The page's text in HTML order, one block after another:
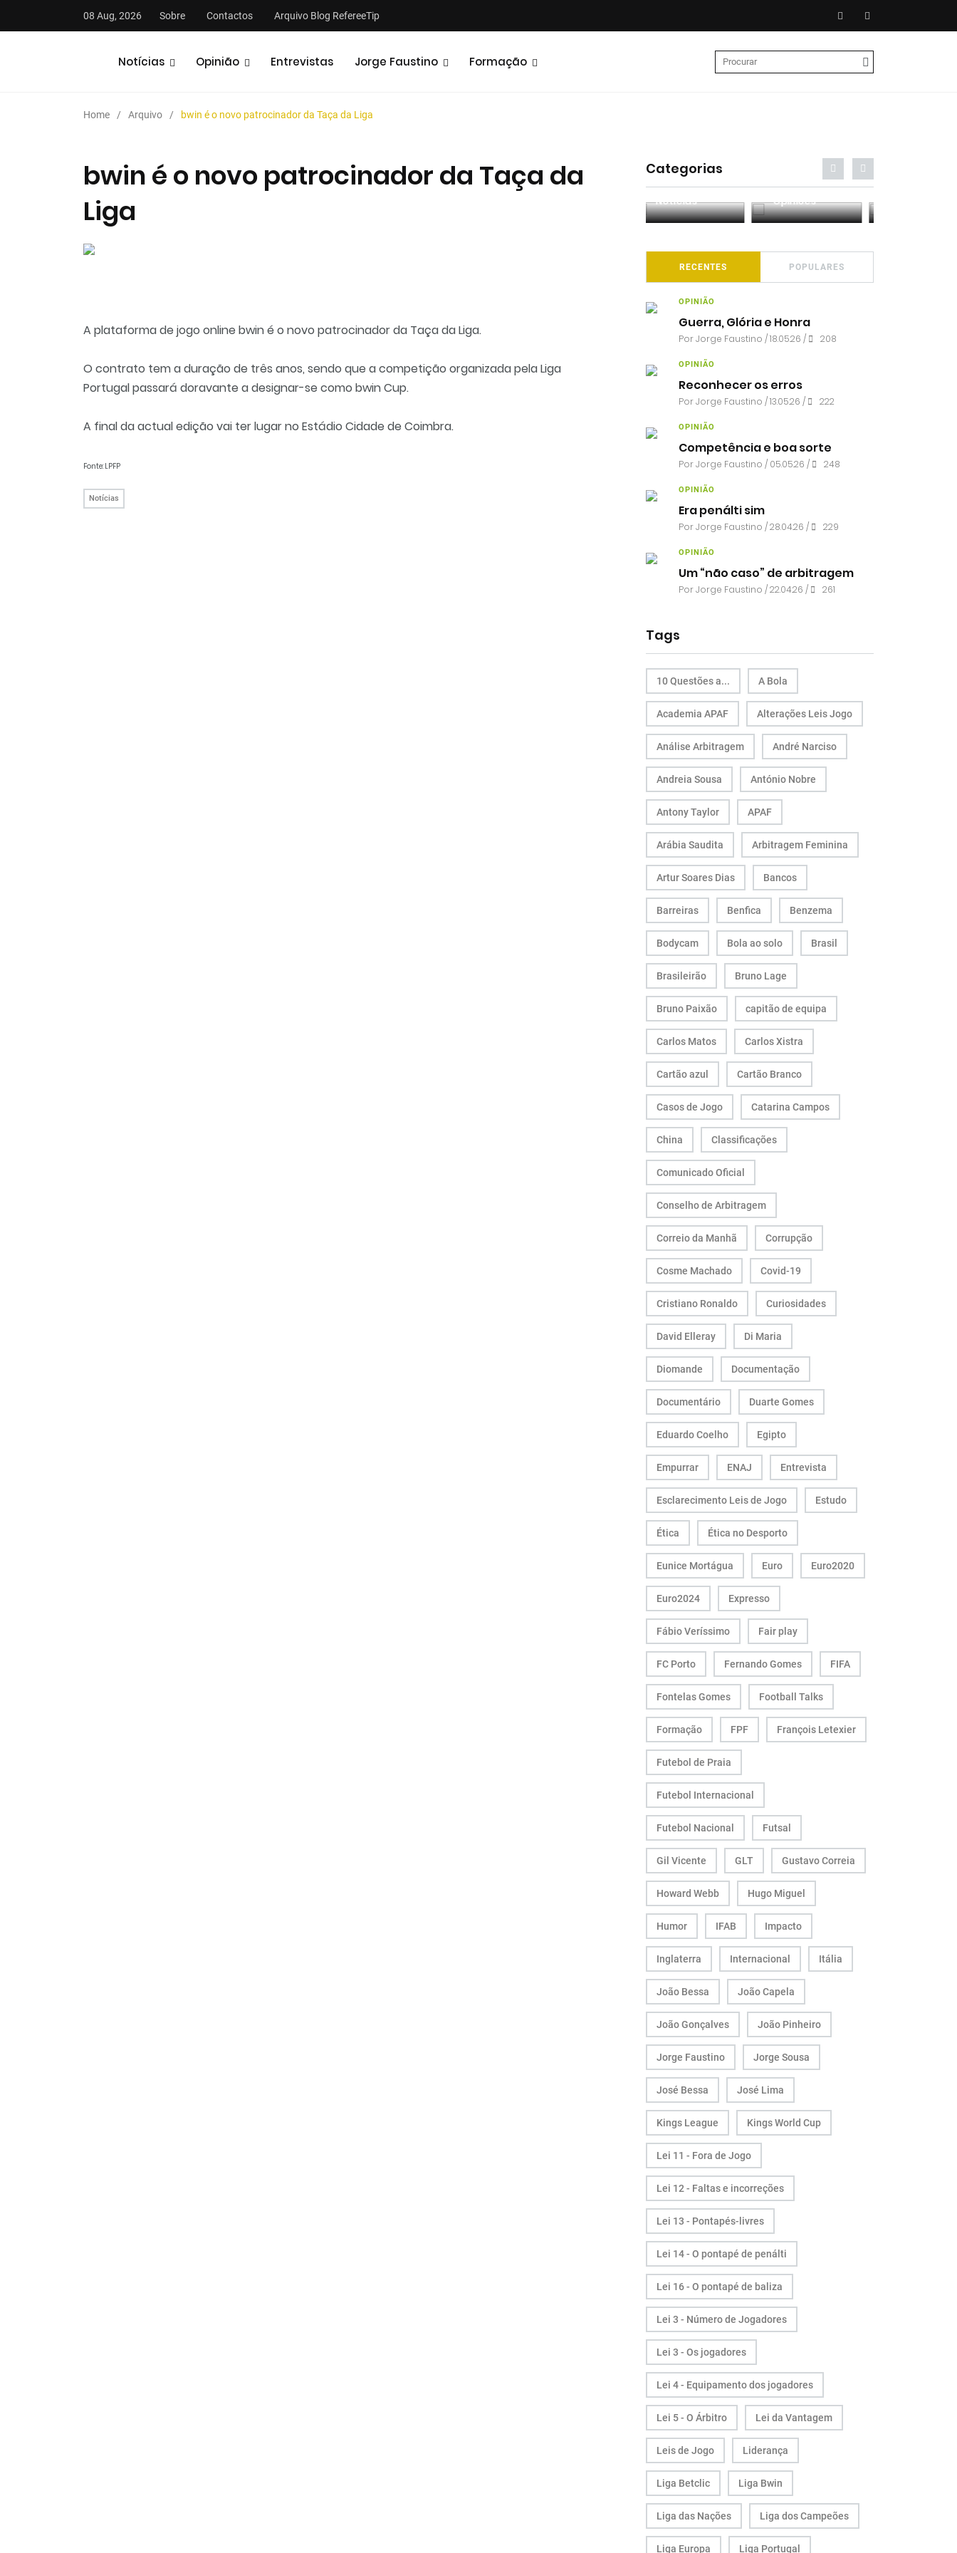
08 Aug, 2026 Sobre Contactos Arquivo Blog RefereeTip
Notícias Opinião Entrevistas Jorge Faustino Formação
Home Arquivo bwin é o novo patrocinador da Taça da Liga
bwin é o novo patrocinador da Taça da
Liga
A plataforma de jogo online bwin é o novo patrocinador da Taça da Liga.
O contrato tem a duração de três anos, sendo que a competição organizada pela Liga
Portugal passará doravante a designar-se como bwin Cup.
A final da actual edição vai ter lugar no Estádio Cidade de Coimbra.
Fonte: LPFP
Notícias
Categorias
Análises Entrevistas Análises
RECENTES POPULARES
OPINIÃO
Guerra, Glória e Honra
PorJorge Faustino / 18.05.26 / 208
OPINIÃO
Reconhecer os erros
PorJorge Faustino / 13.05.26 / 222
OPINIÃO
Competência e boa sorte
PorJorge Faustino / 05.05.26 / 248
OPINIÃO
Era penálti sim
PorJorge Faustino / 28.04.26 / 229
OPINIÃO
Um “não caso” de arbitragem
PorJorge Faustino / 22.04.26 / 261
Tags
10 Questões a... A Bola
Academia APAF Alterações Leis Jogo
Análise Arbitragem André Narciso
Andreia Sousa António Nobre
Antony Taylor APAF
Arábia Saudita Arbitragem Feminina
Artur Soares Dias Bancos
Barreiras Benfica Benzema
Bodycam Bola ao solo Brasil
Brasileirão Bruno Lage
Bruno Paixão capitão de equipa
Carlos Matos Carlos Xistra
Cartão azul Cartão Branco
Casos de Jogo Catarina Campos
China Classificações
Comunicado Oficial
Conselho de Arbitragem
Correio da Manhã Corrupção
Cosme Machado Covid-19
Cristiano Ronaldo Curiosidades
David Elleray Di Maria
Diomande Documentação
Documentário Duarte Gomes
Eduardo Coelho Egipto
Empurrar ENAJ Entrevista
Esclarecimento Leis de Jogo Estudo
Ética Ética no Desporto
Eunice Mortágua Euro Euro2020
Euro2024 Expresso
Fábio Veríssimo Fair play
FC Porto Fernando Gomes FIFA
Fontelas Gomes Football Talks
Formação FPF François Letexier
Futebol de Praia
Futebol Internacional
Futebol Nacional Futsal
Gil Vicente GLT Gustavo Correia
Howard Webb Hugo Miguel
Humor IFAB Impacto
Inglaterra Internacional Itália
João Bessa João Capela
João Gonçalves João Pinheiro
Jorge Faustino Jorge Sousa
José Bessa José Lima
Kings League Kings World Cup
Lei 11 - Fora de Jogo
Lei 12 - Faltas e incorreções
Lei 13 - Pontapés-livres
Lei 14 - O pontapé de penálti
Lei 16 - O pontapé de baliza
Lei 3 - Número de Jogadores
Lei 3 - Os jogadores
Lei 4 - Equipamento dos jogadores
Lei 5 - O Árbitro Lei da Vantagem
Leis de Jogo Liderança
Liga Betclic Liga Bwin
Liga das Nações Liga dos Campeões
Liga Europa Liga Portugal